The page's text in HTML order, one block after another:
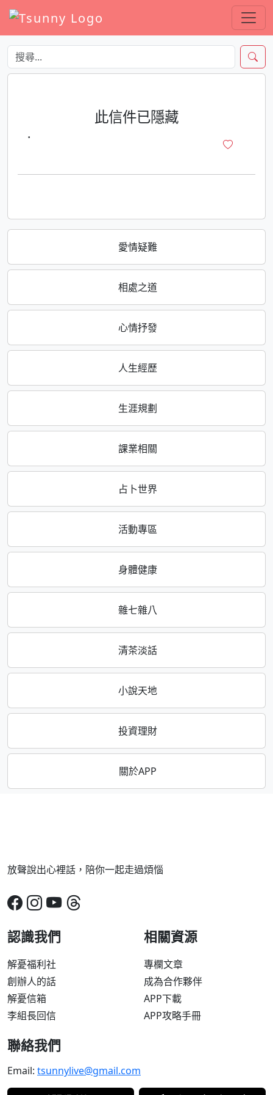
愛情疑難
相處之道
心情抒發
人生經歷
生涯規劃
課業相關
占卜世界
活動專區
身體健康
雜七雜八
清茶淡話
小說天地
投資理財
關於APP
此信件已隱藏
·
放聲說出心裡話，陪你一起走過煩惱
認識我們
解憂福利社
創辦人的話
解憂信箱
李組長回信
相關資源
專欄文章
成為合作夥伴
APP下載
APP攻略手冊
聯絡我們
Email: tsunnylive@gmail.com